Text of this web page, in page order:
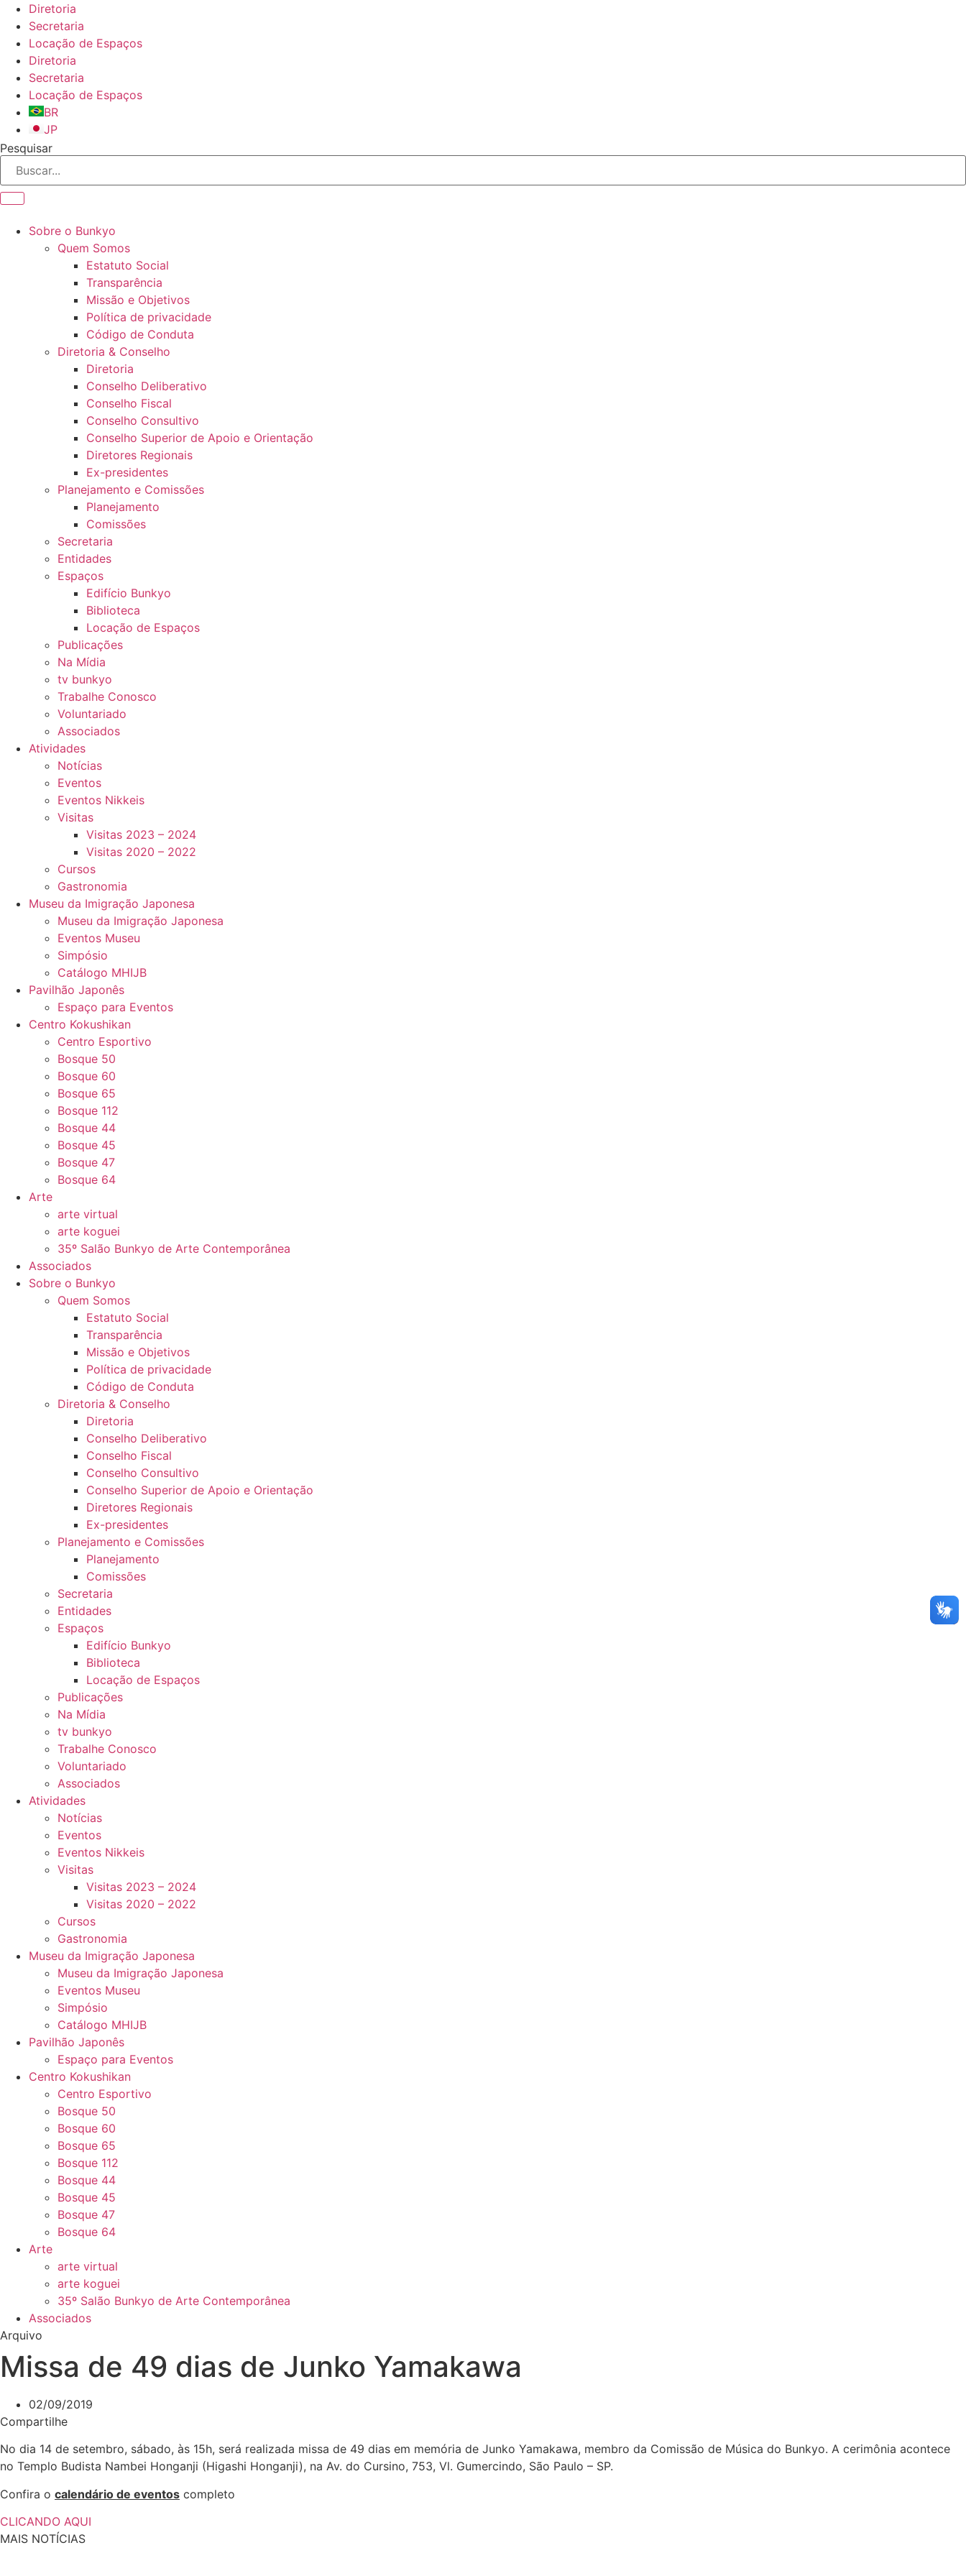
para
conteúdo
Diretoria
Secretaria
Locação de Espaços
Diretoria
Secretaria
Locação de Espaços
BR
JP
Pesquisar
Sobre o Bunkyo
Quem Somos
Estatuto Social
Transparência
Missão e Objetivos
Política de privacidade
Código de Conduta
Diretoria & Conselho
Diretoria
Conselho Deliberativo
Conselho Fiscal
Conselho Consultivo
Conselho Superior de Apoio e Orientação
Diretores Regionais
Ex-presidentes
Planejamento e Comissões
Planejamento
Comissões
Secretaria
Entidades
Espaços
Edifício Bunkyo
Biblioteca
Locação de Espaços
Publicações
Na Mídia
tv bunkyo
Trabalhe Conosco
Voluntariado
Associados
Atividades
Notícias
Eventos
Eventos Nikkeis
Visitas
Visitas 2023 – 2024
Visitas 2020 – 2022
Cursos
Gastronomia
Museu da Imigração Japonesa
Museu da Imigração Japonesa
Eventos Museu
Simpósio
Catálogo MHIJB
Pavilhão Japonês
Espaço para Eventos
Centro Kokushikan
Centro Esportivo
Bosque 50
Bosque 60
Bosque 65
Bosque 112
Bosque 44
Bosque 45
Bosque 47
Bosque 64
Arte
arte virtual
arte koguei
35º Salão Bunkyo de Arte Contemporânea
Associados
Sobre o Bunkyo
Quem Somos
Estatuto Social
Transparência
Missão e Objetivos
Política de privacidade
Código de Conduta
Diretoria & Conselho
Diretoria
Conselho Deliberativo
Conselho Fiscal
Conselho Consultivo
Conselho Superior de Apoio e Orientação
Diretores Regionais
Ex-presidentes
Planejamento e Comissões
Planejamento
Comissões
Secretaria
Entidades
Espaços
Edifício Bunkyo
Biblioteca
Locação de Espaços
Publicações
Na Mídia
tv bunkyo
Trabalhe Conosco
Voluntariado
Associados
Atividades
Notícias
Eventos
Eventos Nikkeis
Visitas
Visitas 2023 – 2024
Visitas 2020 – 2022
Cursos
Gastronomia
Museu da Imigração Japonesa
Museu da Imigração Japonesa
Eventos Museu
Simpósio
Catálogo MHIJB
Pavilhão Japonês
Espaço para Eventos
Centro Kokushikan
Centro Esportivo
Bosque 50
Bosque 60
Bosque 65
Bosque 112
Bosque 44
Bosque 45
Bosque 47
Bosque 64
Arte
arte virtual
arte koguei
35º Salão Bunkyo de Arte Contemporânea
Associados
Arquivo
Missa de 49 dias de Junko Yamakawa
02/09/2019
Compartilhe
No dia 14 de setembro, sábado, às 15h, será realizada missa de 49 dias em memória de Junko Yamakawa, membro da Comissão de Música do Bunkyo. A cerimônia acontece
no Templo Budista Nambei Honganji (Higashi Honganji), na Av. do Cursino, 753, Vl. Gumercindo, São Paulo – SP.
Confira o calendário de eventos completo
CLICANDO AQUI
MAIS NOTÍCIAS